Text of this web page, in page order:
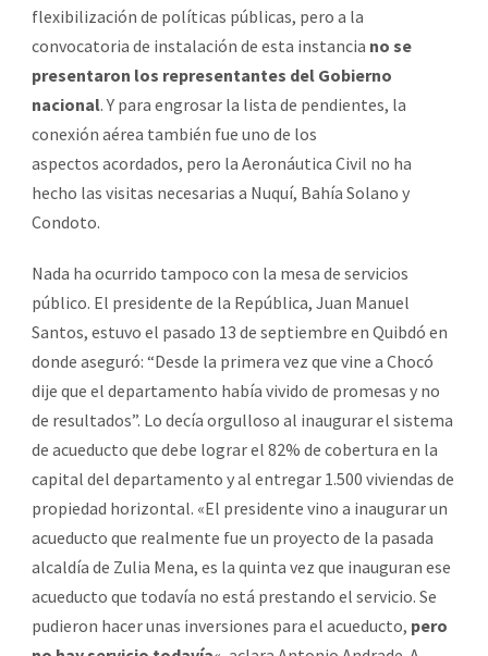
flexibilización de políticas públicas, pero a la
convocatoria de instalación de esta instancia no se
presentaron los representantes del Gobierno
nacional. Y para engrosar la lista de pendientes, la
conexión aérea también fue uno de los
aspectos acordados, pero la Aeronáutica Civil no ha
hecho las visitas necesarias a Nuquí, Bahía Solano y
Condoto.
Nada ha ocurrido tampoco con la mesa de servicios
público. El presidente de la República, Juan Manuel
Santos, estuvo el pasado 13 de septiembre en Quibdó en
donde aseguró: “Desde la primera vez que vine a Chocó
dije que el departamento había vivido de promesas y no
de resultados”. Lo decía orgulloso al inaugurar el sistema
de acueducto que debe lograr el 82% de cobertura en la
capital del departamento y al entregar 1.500 viviendas de
propiedad horizontal. «El presidente vino a inaugurar un
acueducto que realmente fue un proyecto de la pasada
alcaldía de Zulia Mena, es la quinta vez que inauguran ese
acueducto que todavía no está prestando el servicio. Se
pudieron hacer unas inversiones para el acueducto, pero